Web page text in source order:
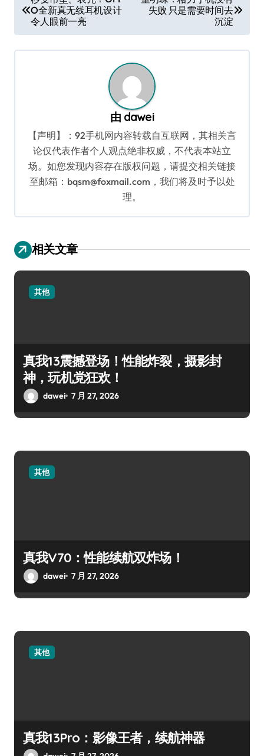
章
导
航
O全新真无线耳机设计
令人眼前一亮
失败 只是需要时间去
沉淀
由 dawei
【声明】：92手机网内容转载自互联网，其相关言
论仅代表作者个人观点绝非权威，不代表本站立
场。如您发现内容存在版权问题，请提交相关链接
至邮箱：bqsm@foxmail.com，我们将及时予以处
理。
相关文章
其他
真我13震撼登场！性能炸裂，摄影封
神，玩机党狂欢！
dawei 7 月 27, 2026
其他
真我V70：性能续航双炸场！
dawei 7 月 27, 2026
其他
真我13Pro：影像王者，续航神器